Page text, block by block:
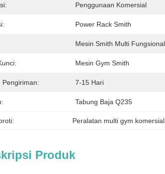
Penggunaan Komersial
Power Rack Smith
Mesin Smith Multi Fungsional
Mesin Gym Smith
Pengiriman: 7-15 Hari
Tabung Baja Q235
Peralatan multi gym komersial
Produk